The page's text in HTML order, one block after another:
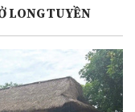
LONG TUYỀN